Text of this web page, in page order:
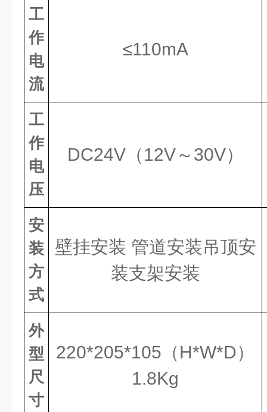
工
作
电
流
≤110mA
工
作
电
压
DC24V（12V～30V）
安
装
方
式
壁挂安装 管道安装吊顶安
装支架安装
外
型
尺
寸
220*205*105（H*W*D）
1.8Kg